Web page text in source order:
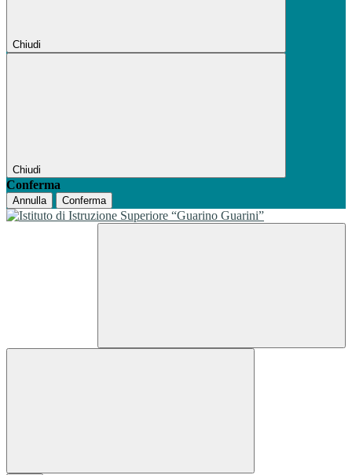
Chiudi
Chiudi
Conferma
Annulla Conferma